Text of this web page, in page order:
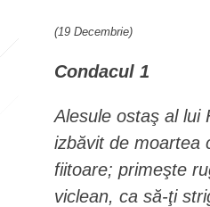
(19 Decembrie)
Condacul 1
Alesule ostaş al lui
izbăvit de moartea
fiitoare; primeşte
viclean, ca să-ţi